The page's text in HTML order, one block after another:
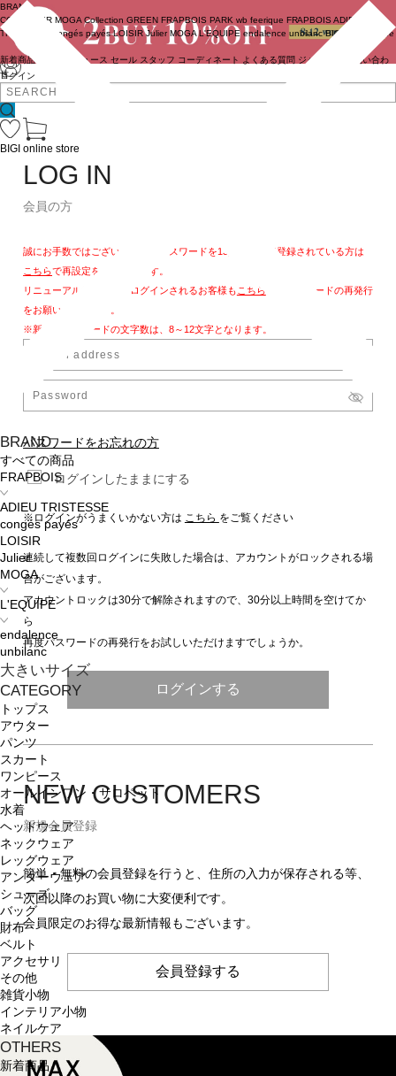
ログイン
BRAND
COUTURIER MOGA Collection GREEN FRAPBOIS PARK wb feerique FRAPBOIS ADIEU
TRISTESSE
congés payés LOISIR Julier MOGA L'EQUIPE endalence unbilanc BIGI online store
新着商品 ニュース セール スタッフ コーディネート よくある質問 ジャーナル
お問い合わ
せ
BRAND
すべての商品
FRAPBOIS
ADIEU TRISTESSE
congés payés
LOISIR
Julier
MOGA
L'EQUIPE
endalence
unbilanc
大きいサイズ
CATEGORY
トップス
アウター
パンツ
スカート
ワンピース
オールインワン・サロペット
水着
ヘッドウェア
ネックウェア
レッグウェア
アンダーウェア
シューズ
バッグ
財布
ベルト
アクセサリ
その他
雑貨小物
インテリア小物
ネイルケア
OTHERS
新着商品
BIGI online store
LOG IN
会員の方
誠にお手数ではございますが、パスワードを13文字以上で登録されている方は
こちらで再設定をお願いします。
リニューアル後、初めてログインされるお客様も こちら よりパスワードの再発行
をお願いいたします。
※新しいパスワードの文字数は、8～12文字となります。
パスワードをお忘れの方
ログインしたままにする
※ログインがうまくいかない方は こちら をご覧ください
連続して複数回ログインに失敗した場合は、アカウントがロックされる場
合がございます。
アカウントロックは30分で解除されますので、30分以上時間を空けてか
ら
再度パスワードの再発行をお試しいただけますでしょうか。
ログインする
NEW CUSTOMERS
新規会員登録
簡単・無料の会員登録を行うと、住所の入力が保存される等、
次回以降のお買い物に大変便利です。
会員限定のお得な最新情報もございます。
会員登録する